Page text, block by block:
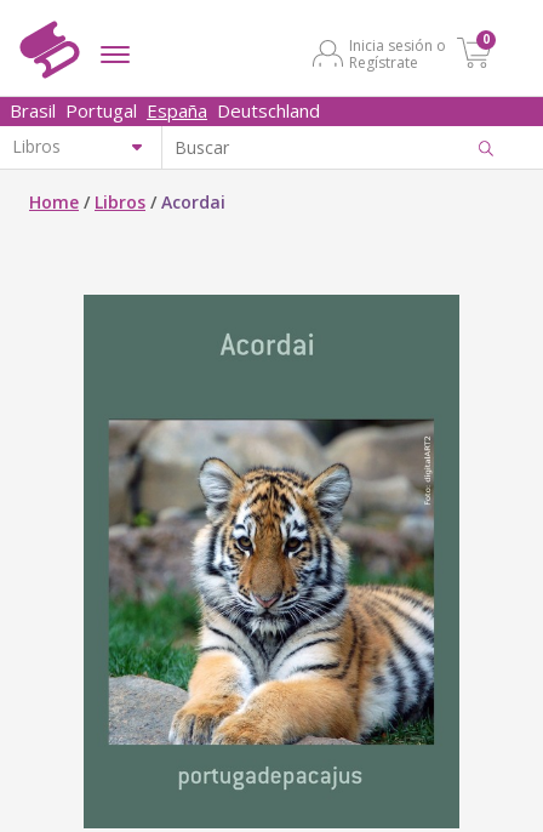
Inicia sesión o
Regístrate
0
Brasil Portugal España Deutschland
Home / Libros /Acordai